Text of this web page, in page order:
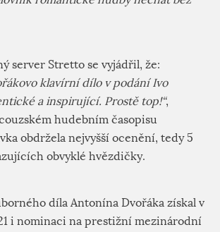
server Stretto se vyjádřil, že:
klavírní dílo v podání Ivo
a inspirující. Prostě top!“,
hudebním časopisu
obdržela nejvyšší ocenění, tedy 5
obvyklé hvězdičky.
díla Antonína Dvořáka získal v
i nominaci na prestižní mezinárodní